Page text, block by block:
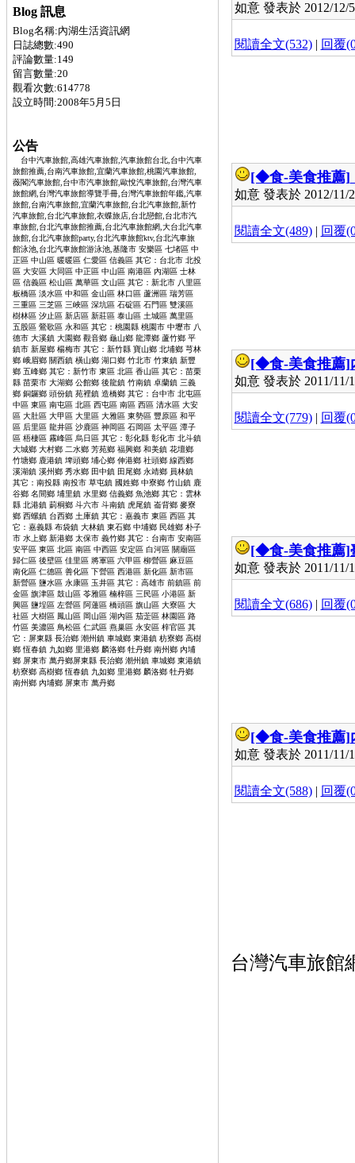
Blog 訊息
Blog名稱:內湖生活資訊網
日誌總數:490
評論數量:149
留言數量:20
觀看次數:614778
設立時間:2008年5月5日
公告
台中汽車旅館,高雄汽車旅館,汽車旅館台北,台中汽車
旅館推薦,台南汽車旅館,宜蘭汽車旅館,桃園汽車旅館,
薇閣汽車旅館,台中市汽車旅館,歐悅汽車旅館,台灣汽車
旅館網,台灣汽車旅館導覽手冊,台灣汽車旅館年鑑,汽車
旅館,台南汽車旅館,宜蘭汽車旅館,台北汽車旅館,新竹
汽車旅館,台北汽車旅館,衣蝶旅店,台北戀館,台北市汽
車旅館,台北汽車旅館推薦,台北汽車旅館網,大台北汽車
旅館,台北汽車旅館party,台北汽車旅館ktv,台北汽車旅
館泳池,台北汽車旅館游泳池,基隆市 安樂區 七堵區 中
正區 中山區 暖暖區 仁愛區 信義區 其它：台北市 北投
區 大安區 大同區 中正區 中山區 南港區 內湖區 士林
區 信義區 松山區 萬華區 文山區 其它：新北市 八里區
板橋區 淡水區 中和區 金山區 林口區 蘆洲區 瑞芳區
三重區 三芝區 三峽區 深坑區 石碇區 石門區 雙溪區
樹林區 汐止區 新店區 新莊區 泰山區 土城區 萬里區
五股區 鶯歌區 永和區 其它：桃園縣 桃園市 中壢市 八
德市 大溪鎮 大園鄉 觀音鄉 龜山鄉 龍潭鄉 蘆竹鄉 平
鎮市 新屋鄉 楊梅市 其它：新竹縣 寶山鄉 北埔鄉 芎林
鄉 峨眉鄉 關西鎮 橫山鄉 湖口鄉 竹北市 竹東鎮 新豐
鄉 五峰鄉 其它：新竹市 東區 北區 香山區 其它：苗栗
縣 苗栗市 大湖鄉 公館鄉 後龍鎮 竹南鎮 卓蘭鎮 三義
鄉 銅鑼鄉 頭份鎮 苑裡鎮 造橋鄉 其它：台中市 北屯區
中區 東區 南屯區 北區 西屯區 南區 西區 清水區 大安
區 大肚區 大甲區 大里區 大雅區 東勢區 豐原區 和平
區 后里區 龍井區 沙鹿區 神岡區 石岡區 太平區 潭子
區 梧棲區 霧峰區 烏日區 其它：彰化縣 彰化市 北斗鎮
大城鄉 大村鄉 二水鄉 芳苑鄉 福興鄉 和美鎮 花壇鄉
竹塘鄉 鹿港鎮 埤頭鄉 埔心鄉 伸港鄉 社頭鄉 線西鄉
溪湖鎮 溪州鄉 秀水鄉 田中鎮 田尾鄉 永靖鄉 員林鎮
其它：南投縣 南投市 草屯鎮 國姓鄉 中寮鄉 竹山鎮 鹿
谷鄉 名間鄉 埔里鎮 水里鄉 信義鄉 魚池鄉 其它：雲林
縣 北港鎮 莿桐鄉 斗六市 斗南鎮 虎尾鎮 崙背鄉 麥寮
鄉 西螺鎮 台西鄉 土庫鎮 其它：嘉義市 東區 西區 其
它：嘉義縣 布袋鎮 大林鎮 東石鄉 中埔鄉 民雄鄉 朴子
市 水上鄉 新港鄉 太保市 義竹鄉 其它：台南市 安南區
安平區 東區 北區 南區 中西區 安定區 白河區 關廟區
歸仁區 後壁區 佳里區 將軍區 六甲區 柳營區 麻豆區
南化區 仁德區 善化區 下營區 西港區 新化區 新市區
新營區 鹽水區 永康區 玉井區 其它：高雄市 前鎮區 前
金區 旗津區 鼓山區 苓雅區 楠梓區 三民區 小港區 新
興區 鹽埕區 左營區 阿蓮區 橋頭區 旗山區 大寮區 大
社區 大樹區 鳳山區 岡山區 湖內區 茄萣區 林園區 路
竹區 美濃區 鳥松區 仁武區 燕巢區 永安區 梓官區 其
它：屏東縣 長治鄉 潮州鎮 車城鄉 東港鎮 枋寮鄉 高樹
鄉 恆春鎮 九如鄉 里港鄉 麟洛鄉 牡丹鄉 南州鄉 內埔
鄉 屏東市 萬丹鄉屏東縣 長治鄉 潮州鎮 車城鄉 東港鎮
枋寮鄉 高樹鄉 恆春鎮 九如鄉 里港鄉 麟洛鄉 牡丹鄉
南州鄉 內埔鄉 屏東市 萬丹鄉
如意 發表於 2012/12/
閱讀全文(532)| 回覆
[◆食-美食推薦]
如意 發表於 2012/11/
閱讀全文(489)| 回覆
[◆食-美食推薦]
如意 發表於 2011/11/
閱讀全文(779)| 回覆
[◆食-美食推薦]
如意 發表於 2011/11/
閱讀全文(686)| 回覆
[◆食-美食推薦]
如意 發表於 2011/11/
閱讀全文(588)| 回覆
台灣汽車旅館